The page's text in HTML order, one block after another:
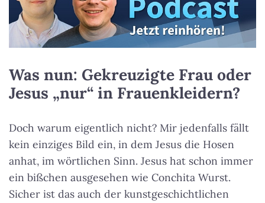
Was nun: Gekreuzigte Frau oder
Jesus „nur“ in Frauenkleidern?
Doch warum eigentlich nicht? Mir jedenfalls fällt
kein einziges Bild ein, in dem Jesus die Hosen
anhat, im wörtlichen Sinn. Jesus hat schon immer
ein bißchen ausgesehen wie Conchita Wurst.
Sicher ist das auch der kunstgeschichtlichen